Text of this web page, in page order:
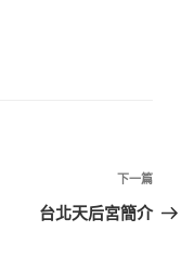
下
一
下一篇
台北天后宮簡介